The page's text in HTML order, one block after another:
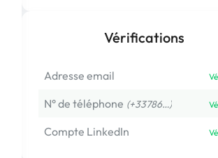
Vérifications
Adresse email
N° de téléphone (+33786…)
Compte LinkedIn